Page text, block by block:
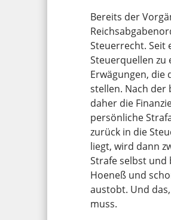
Bereits der
Steuerrecht. Seit
Steuerquellen zu
Erwägungen,
stellen. Nach der
daher die
persönliche
zurück in die
liegt, wird dann
Strafe selbst und
Hoeneß und
austobt. Und
muss.